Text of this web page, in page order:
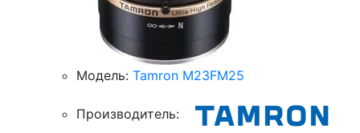
Модель: Tamron M23FM25
Производитель: